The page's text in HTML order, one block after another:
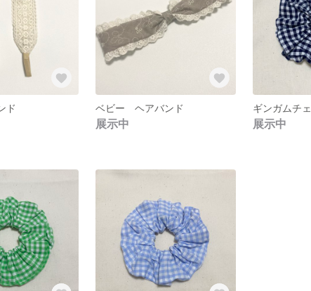
ド ベビー ヘアバンド
展示中 展示中